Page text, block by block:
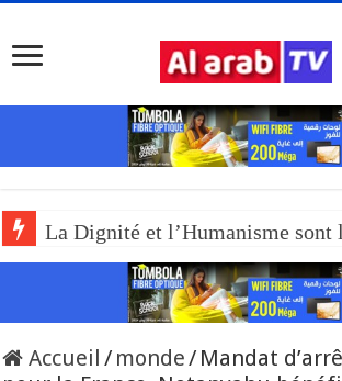
La Dignité et l’Humanisme
Accueil / monde/ Mandat